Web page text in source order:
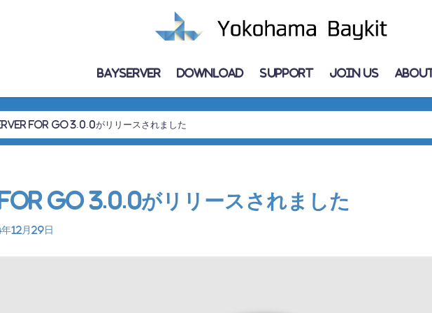
BayServer Download Support Join Us
for Go 3.0.0がリリースされました
Go 3.0.0がリリースされました
12月29日